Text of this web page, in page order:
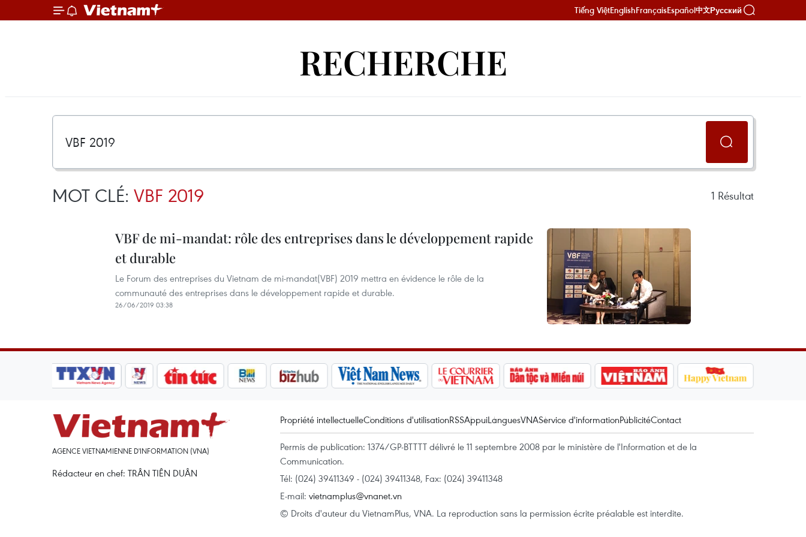
Tiếng ViệtEnglishFrançaisEspañol中文Русский
RECHERCHE
MOT CLÉ: VBF 2019 1 Résultat
VBF de mi-mandat: rôle des entreprises dans le développement rapide
et durable
Le Forum des entreprises du Vietnam de mi-mandat(VBF) 2019 mettra en évidence le rôle de la
communauté des entreprises dans le développement rapide et durable.
26/06/2019 03:38
AGENCE VIETNAMIENNE D'INFORMATION (VNA)
Rédacteur en chef: TRÂN TIÊN DUÂN
Propriété intellectuelleConditions d'utilisationRSSAppuiLanguesVNAService d'informationPublicitéContact
Permis de publication: 1374/GP-BTTTT délivré le 11 septembre 2008 par le ministère de l'Information et de la
Communication.
Tél: (024) 39411349 - (024) 39411348, Fax: (024) 39411348
E-mail: vietnamplus@vnanet.vn
© Droits d'auteur du VietnamPlus, VNA. La reproduction sans la permission écrite préalable est interdite.